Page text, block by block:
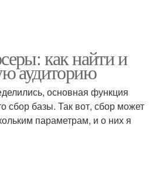
как найти и
аудиторию
основная функция
сбор базы. Так вот, сбор может
параметрам, и о них я